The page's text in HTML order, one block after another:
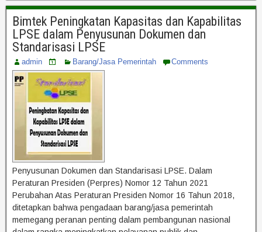
Bimtek Peningkatan Kapasitas dan Kapabilitas
LPSE dalam Penyusunan Dokumen dan
Standarisasi LPSE
admin Barang/Jasa Pemerintah Comments
Penyusunan Dokumen dan Standarisasi LPSE. Dalam
Peraturan Presiden (Perpres) Nomor 12 Tahun 2021
Perubahan Atas Peraturan Presiden Nomor 16 Tahun 2018,
ditetapkan bahwa pengadaan barang/jasa pemerintah
memegang peranan penting dalam pembangunan nasional